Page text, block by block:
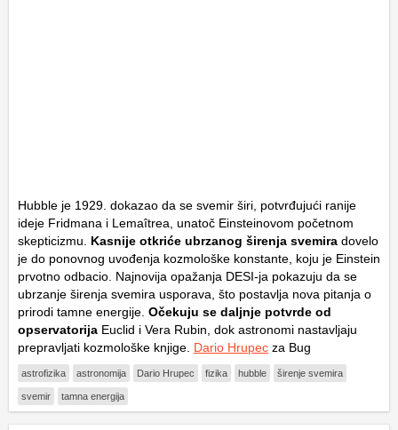
Hubble je 1929. dokazao da se svemir širi, potvrđujući ranije
ideje Fridmana i Lemaîtrea, unatoč Einsteinovom početnom
skepticizmu. Kasnije otkriće ubrzanog širenja svemira dovelo
je do ponovnog uvođenja kozmološke konstante, koju je Einstein
prvotno odbacio. Najnovija opažanja DESI-ja pokazuju da se
ubrzanje širenja svemira usporava, što postavlja nova pitanja o
prirodi tamne energije. Očekuju se daljnje potvrde od
opservatorija Euclid i Vera Rubin, dok astronomi nastavljaju
prepravljati kozmološke knjige. Dario Hrupec za Bug
astrofizika astronomija Dario Hrupec fizika hubble širenje svemira
svemir tamna energija